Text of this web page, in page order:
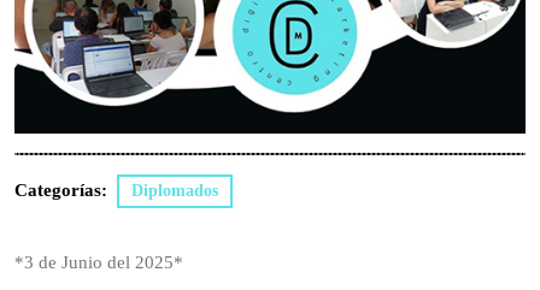
Categorías: Diplomados
*3 de Junio del 2025*